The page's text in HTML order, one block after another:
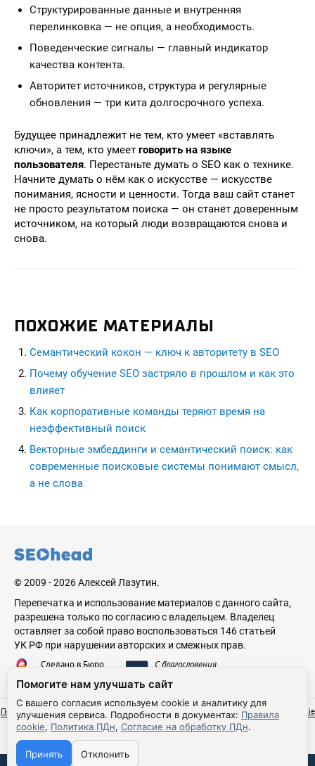
Структурированные данные и внутренняя
перелинковка — не опция, а необходимость.
Поведенческие сигналы — главный индикатор
качества контента.
Авторитет источников, структура и регулярные
обновления — три кита долгосрочного успеха.
Будущее принадлежит не тем, кто умеет «вставлять
ключи», а тем, кто умеет говорить на языке
пользователя. Перестаньте думать о SEO как о технике.
Начните думать о нём как о искусстве — искусстве
понимания, ясности и ценности. Тогда ваш сайт станет
не просто результатом поиска — он станет доверенным
источником, на который люди возвращаются снова и
снова.
ПОХОЖИЕ МАТЕРИАЛЫ
Семантический кокон — ключ к авторитету в SEO
Почему обучение SEO застряло в прошлом и как это
влияет
Как корпоративные команды теряют время на
неэффективный поиск
Векторные эмбеддинги и семантический поиск: как
современные поисковые системы понимают смысл,
а не слова
© 2009 - 2026 Алексей Лазутин.
Перепечатка и использование материалов с данного сайта,
разрешена только по согласию с владельцем. Владелец
оставляет за собой право воспользоваться 146 статьей
УК РФ при нарушении авторских и смежных прав.
Сделано в Бюро
С благословения
Политика обработки персональных данныхСогласие на обработку ПДнПравила cookie
Настройки cookie
Помогите нам улучшать сайт
С вашего согласия используем cookie и аналитику для
улучшения сервиса. Подробности в документах: Правила
cookie, Политика ПДн, Согласие на обработку ПДн.
Принять Отклонить